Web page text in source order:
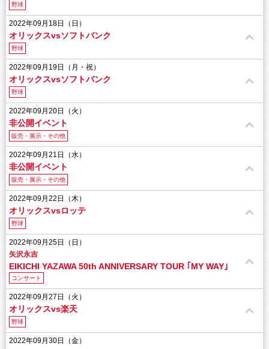
野球
2022年09月18日（日）
オリックスvsソフトバンク
野球
2022年09月19日（月・祝）
オリックスvsソフトバンク
野球
2022年09月20日（火）
非公開イベント
販売・展示・その他
2022年09月21日（水）
非公開イベント
販売・展示・その他
2022年09月22日（木）
オリックスvsロッテ
野球
2022年09月25日（日）
矢沢永吉
EIKICHI YAZAWA 50th ANNIVERSARY TOUR ｢MY WAY｣
コンサート
2022年09月27日（火）
オリックスvs楽天
野球
2022年09月30日（金）